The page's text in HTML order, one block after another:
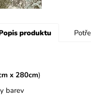
produktu
x 280cm)
barev